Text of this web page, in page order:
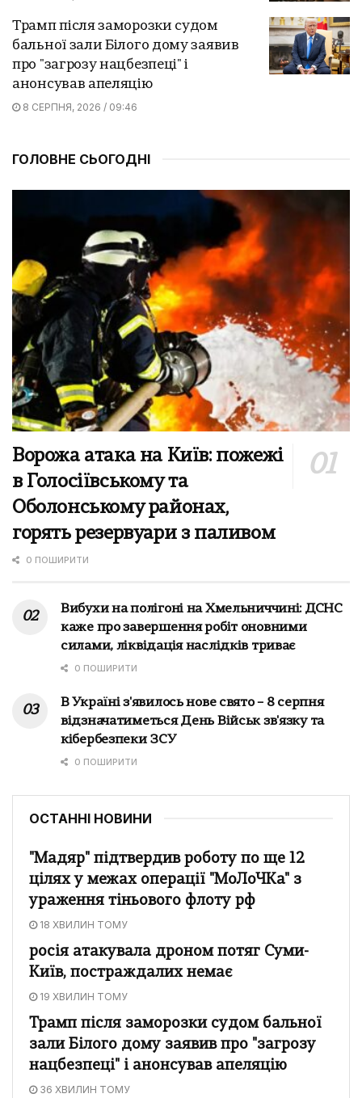
Трамп після заморозки судом
бальної зали Білого дому заявив
про "загрозу нацбезпеці" і
анонсував апеляцію
8 СЕРПНЯ, 2026 / 09:46
ГОЛОВНЕ СЬОГОДНІ
Ворожа атака на Київ: пожежі
в Голосіївському та
Оболонському районах,
горять резервуари з паливом
0 ПОШИРИТИ
Вибухи на полігоні на Хмельниччині: ДСНС
каже про завершення робіт оновними
силами, ліквідація наслідків триває
0 ПОШИРИТИ
В Україні з'явилось нове свято – 8 серпня
відзначатиметься День Військ зв'язку та
кібербезпеки ЗСУ
0 ПОШИРИТИ
ОСТАННІ НОВИНИ
"Мадяр" підтвердив роботу по ще 12
цілях у межах операції "МоЛоЧКа" з
ураження тіньового флоту рф
18 ХВИЛИН ТОМУ
росія атакувала дроном потяг Суми-
Київ, постраждалих немає
19 ХВИЛИН ТОМУ
Трамп після заморозки судом бальної
зали Білого дому заявив про "загрозу
нацбезпеці" і анонсував апеляцію
36 ХВИЛИН ТОМУ